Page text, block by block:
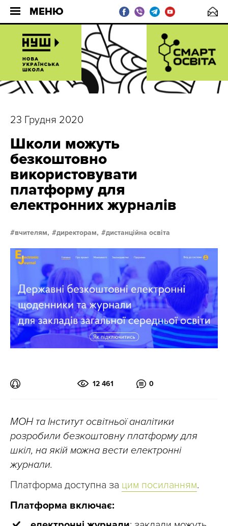
МЕНЮ
23 Грудня 2020
Школи можуть
безкоштовно
використовувати
платформу для
електронних журналів
вчителям, директорам, дистанційна освіта
12 461 0
МОН та Інститут освітньої аналітики
розробили безкоштовну платформу для
шкіл, на якій можна вести електронні
журнали.
Платформа доступна за цим посиланням.
Платформа включає: